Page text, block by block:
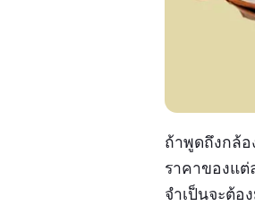
ถ้าพูดถึงกล้
ราคาของแต่
จำเป็นจะต้อ